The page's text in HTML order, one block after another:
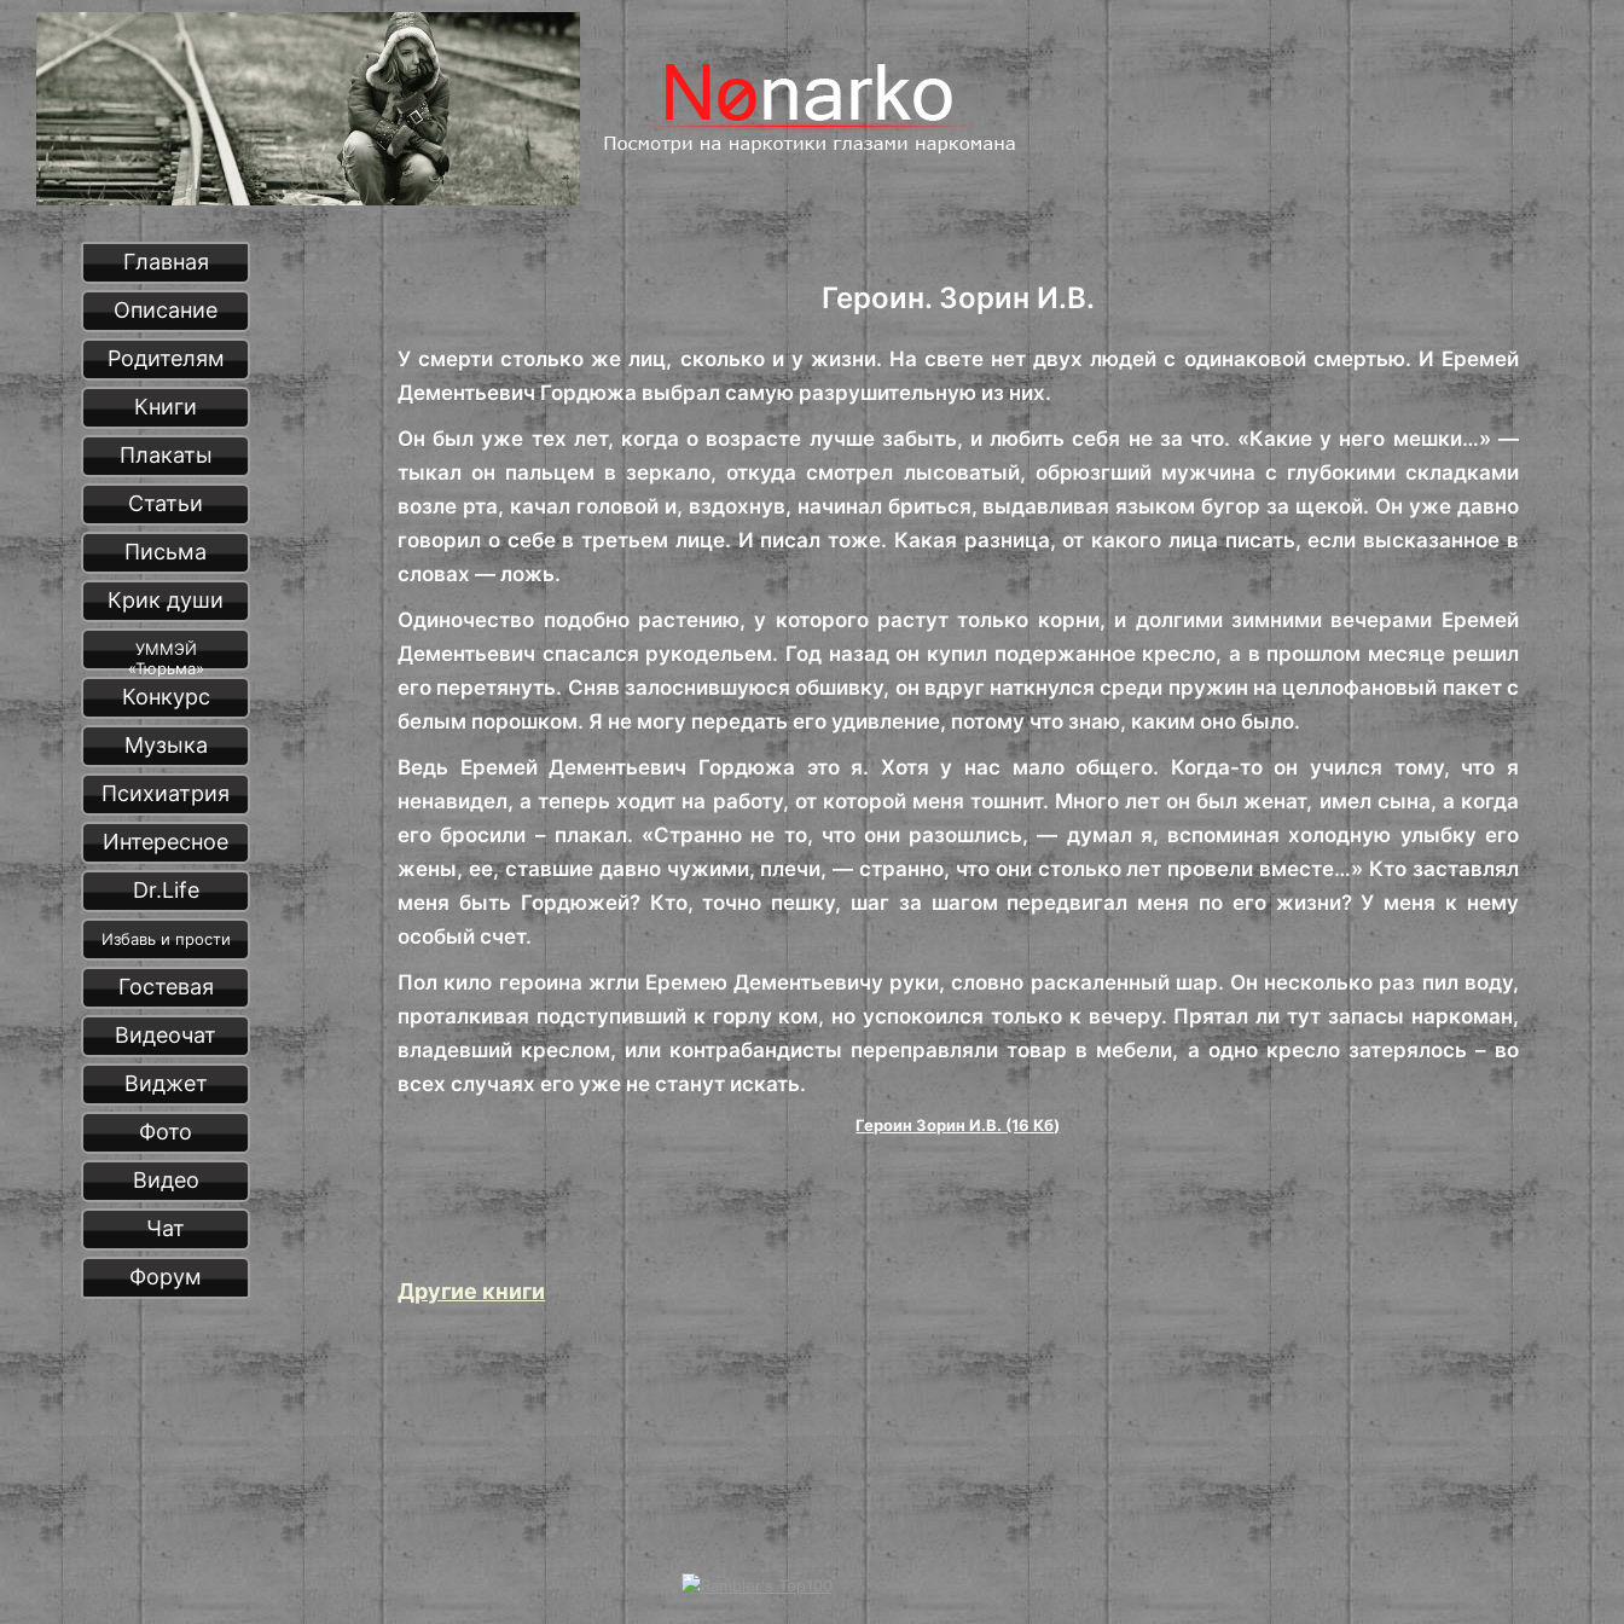
Героин. Зорин И.В.
У смерти столько же лиц, сколько и у жизни. На свете нет двух людей с одинаковой смертью. И Еремей
Дементьевич Гордюжа выбрал самую разрушительную из них.
Он был уже тех лет, когда о возрасте лучше забыть, и любить себя не за что. «Какие у него мешки…» —
тыкал он пальцем в зеркало, откуда смотрел лысоватый, обрюзгший мужчина с глубокими складками
возле рта, качал головой и, вздохнув, начинал бриться, выдавливая языком бугор за щекой. Он уже давно
говорил о себе в третьем лице. И писал тоже. Какая разница, от какого лица писать, если высказанное в
словах — ложь.
Одиночество подобно растению, у которого растут только корни, и долгими зимними вечерами Еремей
Дементьевич спасался рукодельем. Год назад он купил подержанное кресло, а в прошлом месяце решил
его перетянуть. Сняв залоснившуюся обшивку, он вдруг наткнулся среди пружин на целлофановый пакет с
белым порошком. Я не могу передать его удивление, потому что знаю, каким оно было.
Ведь Еремей Дементьевич Гордюжа это я. Хотя у нас мало общего. Когда-то он учился тому, что я
ненавидел, а теперь ходит на работу, от которой меня тошнит. Много лет он был женат, имел сына, а когда
его бросили – плакал. «Странно не то, что они разошлись, — думал я, вспоминая холодную улыбку его
жены, ее, ставшие давно чужими, плечи, — странно, что они столько лет провели вместе…» Кто заставлял
меня быть Гордюжей? Кто, точно пешку, шаг за шагом передвигал меня по его жизни? У меня к нему
особый счет.
Пол кило героина жгли Еремею Дементьевичу руки, словно раскаленный шар. Он несколько раз пил воду,
проталкивая подступивший к горлу ком, но успокоился только к вечеру. Прятал ли тут запасы наркоман,
владевший креслом, или контрабандисты переправляли товар в мебели, а одно кресло затерялось – во
всех случаях его уже не станут искать.
Героин Зорин И.В. (16 Кб)
Другие книги
Главная
Описание
Родителям
Книги
Плакаты
Статьи
Письма
Крик души
УММЭЙ
«Тюрьма»
Конкурс
Музыка
Психиатрия
Интересное
Dr.Life
Избавь и прости
Гостевая
Видеочат
Виджет
Фото
Видео
Чат
Форум